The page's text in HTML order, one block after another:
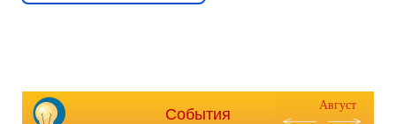
События
Август